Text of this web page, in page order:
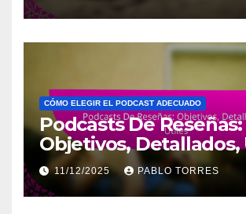
CÓMO ELEGIR EL PODCAST ADECUADO
Podcasts De Reseñas:
Objetivos, Detallados,
11/12/2025 PABLO TORRES